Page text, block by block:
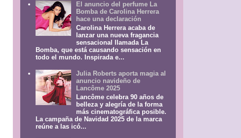
El anuncio del perfume La
Bomba de Carolina Herrera
hace una declaración
Carolina Herrera acaba de
lanzar una nueva fragancia
sensacional llamada La
Bomba, que está causando sensación en
todo el mundo. Inspirada e...
Julia Roberts aporta magia al
anuncio navideño de
Lancôme 2025
Lancôme celebra 90 años de
belleza y alegría de la forma
más cinematográfica posible.
La campaña de Navidad 2025 de la marca
reúne a las icó...